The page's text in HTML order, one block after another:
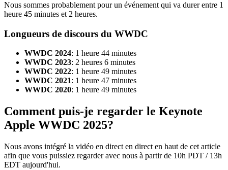
Nous sommes probablement pour un événement qui va durer entre 1
heure 45 minutes et 2 heures.
Longueurs de discours du WWDC
WWDC 2024: 1 heure 44 minutes
WWDC 2023: 2 heures 6 minutes
WWDC 2022: 1 heure 49 minutes
WWDC 2021: 1 heure 47 minutes
WWDC 2020: 1 heure 49 minutes
Comment puis-je regarder le Keynote
Apple WWDC 2025?
Nous avons intégré la vidéo en direct en direct en haut de cet article
afin que vous puissiez regarder avec nous à partir de 10h PDT / 13h
EDT aujourd'hui.